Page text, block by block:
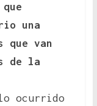
una
que van
de la
ocurrido